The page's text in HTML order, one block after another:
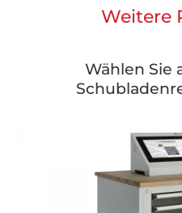
Weitere
Wählen Sie